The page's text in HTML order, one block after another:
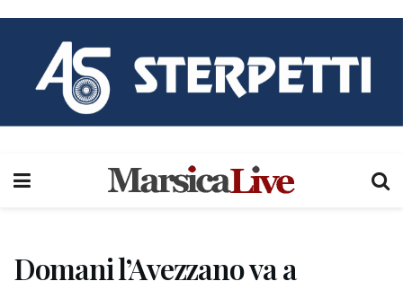
Domani l’Avezzano va a